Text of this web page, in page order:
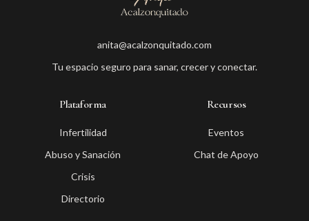
anita@acalzonquitado.com
Tu espacio seguro para sanar, crecer y conectar.
Plataforma
Infertilidad
Abuso y Sanación
Crisis
Directorio
Recursos
Eventos
Chat de Apoyo